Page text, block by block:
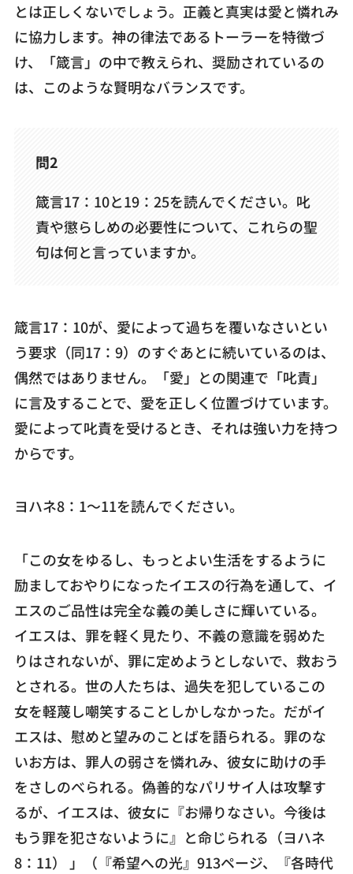
とは正しくないでしょう。正義と真実は愛と憐れみ
に協力します。神の律法であるトーラーを特徴づ
け、「箴言」の中で教えられ、奨励されているの
は、このような賢明なバランスです。
問2
箴言17：10と19：25を読んでください。叱
責や懲らしめの必要性について、これらの聖
句は何と言っていますか。
箴言17：10が、愛によって過ちを覆いなさいとい
う要求（同17：9）のすぐあとに続いているのは、
偶然ではありません。「愛」との関連で「叱責」
に言及することで、愛を正しく位置づけています。
愛によって叱責を受けるとき、それは強い力を持つ
からです。
ヨハネ8：1～11を読んでください。
「この女をゆるし、もっとよい生活をするように
励ましておやりになったイエスの行為を通して、イ
エスのご品性は完全な義の美しさに輝いている。
イエスは、罪を軽く見たり、不義の意識を弱めた
りはされないが、罪に定めようとしないで、救おう
とされる。世の人たちは、過失を犯しているこの
女を軽蔑し嘲笑することしかしなかった。だがイ
エスは、慰めと望みのことばを語られる。罪のな
いお方は、罪人の弱さを憐れみ、彼女に助けの手
をさしのべられる。偽善的なパリサイ人は攻撃す
るが、イエスは、彼女に『お帰りなさい。今後は
もう罪を犯さないように』と命じられる（ヨハネ
8：11） 」（『希望への光』913ページ、『各時代